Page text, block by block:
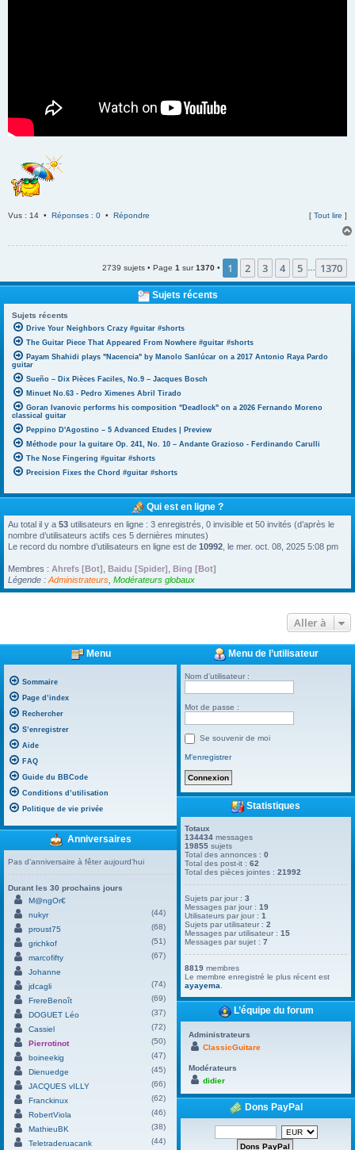
Vus : 14 • Réponses : 0 • Répondre [ Tout lire ]
2739 sujets • Page 1 sur1370 • 1 2 3 4 5 1370
Sujets récents
Sujets récents
Drive Your Neighbors Crazy #guitar #shorts
The Guitar Piece That Appeared From Nowhere #guitar #shorts
Payam Shahidi plays "Nacencia" by Manolo Sanlúcar on a 2017 Antonio Raya Pardo
guitar
Sueño – Dix Pièces Faciles, No.9 – Jacques Bosch
Minuet No.63 - Pedro Ximenes Abril Tirado
Goran Ivanovic performs his composition "Deadlock" on a 2026 Fernando Moreno
classical guitar
Peppino D'Agostino – 5 Advanced Etudes | Preview
Méthode pour la guitare Op. 241, No. 10 – Andante Grazioso - Ferdinando Carulli
The Nose Fingering #guitar #shorts
Precision Fixes the Chord #guitar #shorts
Qui est en ligne ?
Au total il y a 53 utilisateurs en ligne : 3 enregistrés, 0 invisible et 50 invités (d’après le
nombre d’utilisateurs actifs ces 5 dernières minutes)
Le record du nombre d’utilisateurs en ligne est de 10992 , le mer. oct. 08, 2025 5:08 pm
Membres : Ahrefs [Bot] Baidu [Spider] Bing [Bot]
Légende : Administrateurs Modérateurs globaux
Aller à
Menu
Sommaire
Page d’index
Rechercher
S’enregistrer
Aide
FAQ
Guide du BBCode
Conditions d’utilisation
Politique de vie privée
Anniversaires
Pas d’anniversaire à fêter aujourd’hui
Durant les 30 prochains jours
M@ngOr€
nukyr
(44)
proust75
(68)
grichkof
(51)
marcofifty
(67)
Johanne
jdcagli
(74)
FrereBenoît
(69)
DOGUET Léo
(37)
Cassiel
(72)
Pierrotinot
(50)
boineekig
(47)
Dienuedge
(45)
JACQUES vILLY
(66)
Franckinux
(62)
RobertViola
(46)
MathieuBK
(38)
Teletraderuacank
(44)
Menu de l’utilisateur
Nom d’utilisateur :
Mot de passe :
Se souvenir de moi
M’enregistrer
Statistiques
Totaux
134434 messages
19855 sujets
Total des annonces :0
Total des post-it :62
Total des pièces jointes :21992
Sujets par jour :3
Messages par jour :19
Utilisateurs par jour :1
Sujets par utilisateur :2
Messages par utilisateur :15
Messages par sujet :7
8819 membres
Le membre enregistré le plus récent est
ayayema
L’équipe du forum
Administrateurs
ClassicGuitare
Modérateurs
didier
Dons PayPal